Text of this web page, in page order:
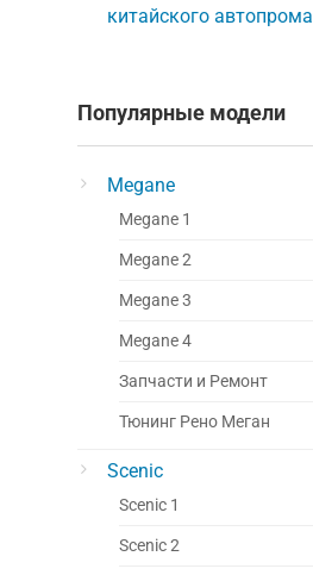
китайского автопрома
Популярные модели
Megane
Megane 1
Megane 2
Megane 3
Megane 4
Запчасти и Ремонт
Тюнинг Рено Меган
Scenic
Scenic 1
Scenic 2